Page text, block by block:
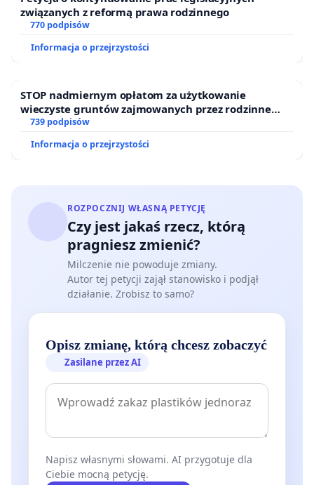
związanych z reformą prawa rodzinnego
770 podpisów
Informacja o przejrzystości
STOP nadmiernym opłatom za użytkowanie
wieczyste gruntów zajmowanych przez rodzinne
ogrody działkowe.
739 podpisów
Informacja o przejrzystości
ROZPOCZNIJ WŁASNĄ PETYCJĘ
Czy jest jakaś rzecz, którą
pragniesz zmienić?
Milczenie nie powoduje zmiany.
Autor tej petycji zajął stanowisko i podjął
działanie. Zrobisz to samo?
Opisz zmianę, którą chcesz zobaczyć
Zasilane przez AI
Napisz własnymi słowami. AI przygotuje dla
Ciebie mocną petycję.